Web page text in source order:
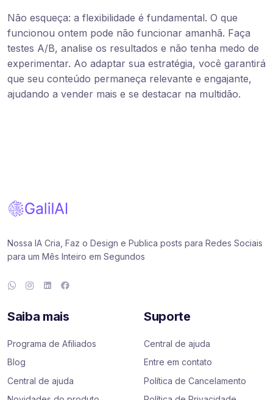
Não esqueça: a flexibilidade é fundamental. O que
funcionou ontem pode não funcionar amanhã. Faça
testes A/B, analise os resultados e não tenha medo de
experimentar. Ao adaptar sua estratégia, você garantirá
que seu conteúdo permaneça relevante e engajante,
ajudando a vender mais e se destacar na multidão.
Nossa IA Cria, Faz o Design e Publica posts para Redes Sociais
para um Mês Inteiro em Segundos
Saiba mais
Programa de Afiliados
Blog
Central de ajuda
Suporte
Central de ajuda
Entre em contato
Política de Cancelamento